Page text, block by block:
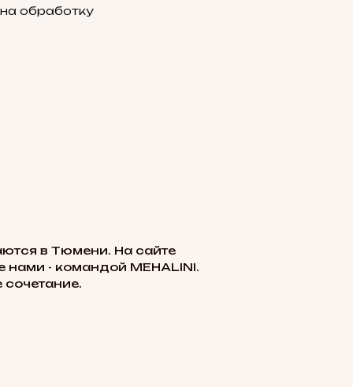
обработку
в Тюмени. На сайте
нами - командой MEHALINI.